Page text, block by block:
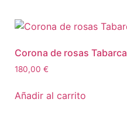
Corona de rosas Tabarca
180,00 €
Añadir al carrito